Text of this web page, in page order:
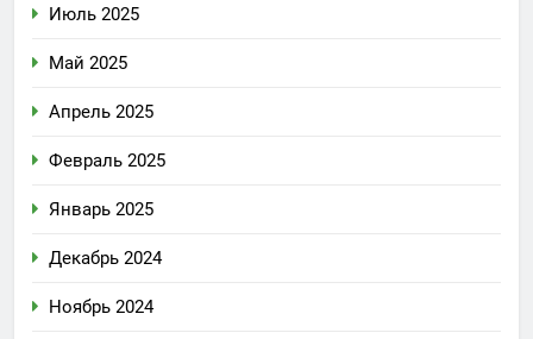
Июль 2025
Май 2025
Апрель 2025
Февраль 2025
Январь 2025
Декабрь 2024
Ноябрь 2024